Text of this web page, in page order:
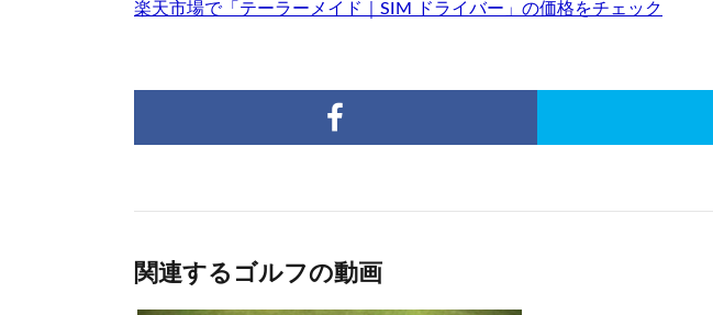
楽天市場で「テーラーメイド｜SIM ドライバー」の価格をチェック
関連するゴルフの動画